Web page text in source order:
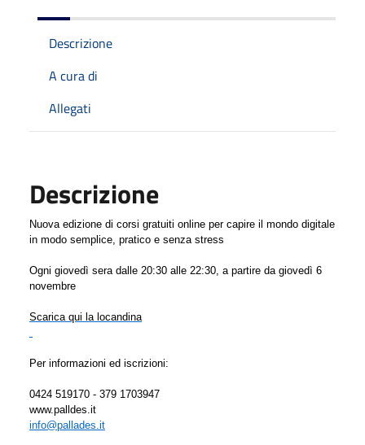
Descrizione
A cura di
Allegati
Descrizione
Nuova edizione di corsi gratuiti online per capire il mondo digitale
in modo semplice, pratico e senza stress
Ogni giovedì sera dalle 20:30 alle 22:30, a partire da giovedì 6
novembre
Scarica qui la locandina
Per informazioni ed iscrizioni:
0424 519170 - 379 1703947
www.palldes.it
info@pallades.it